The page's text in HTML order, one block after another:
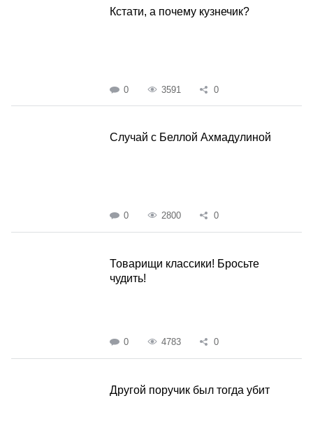
Кстати, а почему кузнечик?
0 3591 0
Случай с Беллой Ахмадулиной
0 2800 0
Товарищи классики! Бросьте
чудить!
0 4783 0
Другой поручик был тогда убит